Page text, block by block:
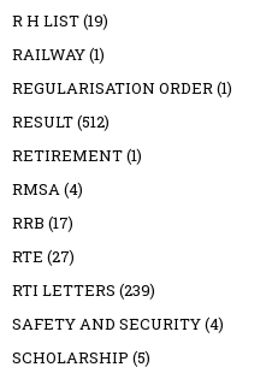
R H LIST(19)
RAILWAY(1)
REGULARISATION ORDER(1)
RESULT(512)
RETIREMENT(1)
RMSA(4)
RRB (17)
RTE (27)
RTI LETTERS (239)
SAFETY AND SECURITY(4)
SCHOLARSHIP (5)